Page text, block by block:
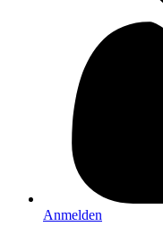
Anmelden